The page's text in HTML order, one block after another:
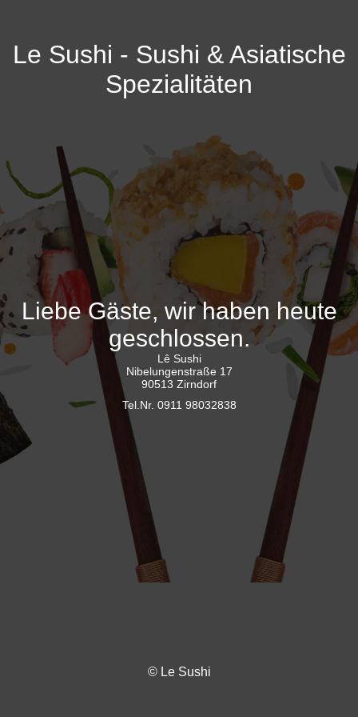
Le Sushi - Sushi & Asiatische
Spezialitäten
Liebe Gäste, wir haben heute
geschlossen.
Lê Sushi
Nibelungenstraße 17
90513 Zirndorf
Tel.Nr. 0911 98032838
© Le Sushi